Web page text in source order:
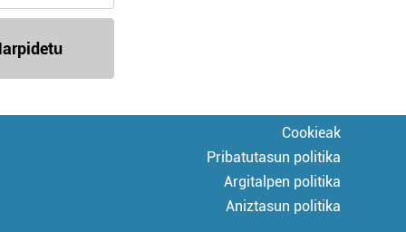
Cookieak
Pribatutasun politika
Argitalpen politika
Aniztasun politika